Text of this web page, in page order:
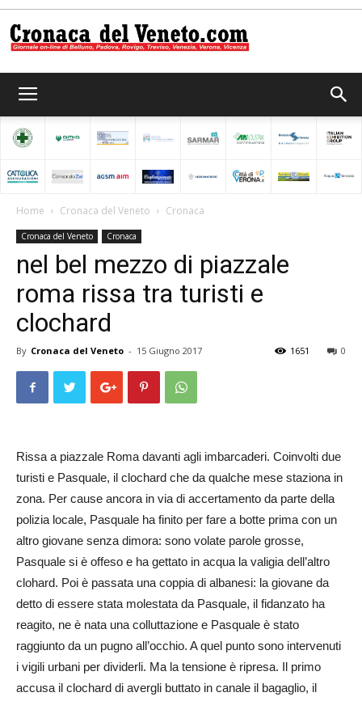
del
Home Cronaca del Veneto Cronaca
Cronaca del Veneto Cronaca
nel bel mezzo di piazzale
roma rissa tra turisti e
clochard
By Cronaca del Veneto - 15 Giugno 2017 0
1651
Rissa a piazzale Roma davanti agli imbarcaderi. Coinvolti due
turisti e Pasquale, il clochard che da qualche mese staziona in
zona. Per cause ancora in via di accertamento da parte della
polizia locale, Pasquale ha finito per fare a botte prima con un
altro giovane senza dimora: sono volate parole grosse,
Pasquale si è offeso e ha gettato in acqua la valigia dell’altro
clohard. Poi è passata una coppia di albanesi: la giovane da
detto di essere stata molestata da Pasquale, il fidanzato ha
reagito, ne è nata una colluttazione e Pasquale è stato
raggiunto da un pugno all’occhio. A quel punto sono intervenuti
i vigili urbani per dividerli. Ma la tensione è ripresa. Il primo
accusa il clochard di avergli buttato in canale il bagaglio, il